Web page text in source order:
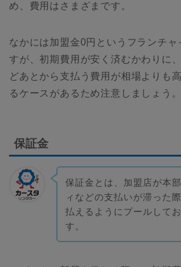
め、費用はさまざまです。
なかには加盟金0円というフランチャ
すが、初期費用が安く済むかわりに
どあとから支払う費用が相場よりも
るケースがあるため注意しましょう。
保証金
保証金とは、加盟店が本
ィなどの支払いが滞った
払えるようにプールして
す。